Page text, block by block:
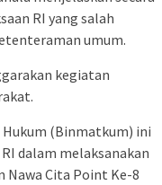
RI yang salah
umum.
kegiatan
(Binmatkum) ini
dalam melaksanakan
Nawa Cita Point Ke-8